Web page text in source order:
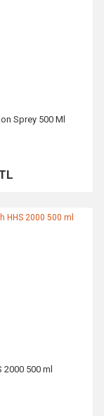
Sprey 500 Ml
2000 500 ml